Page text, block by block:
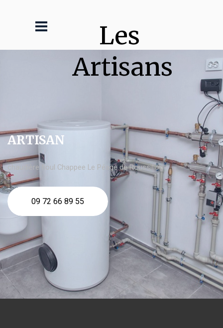
Les
Artisans
ARTISAN
chaudière fioul Chappee Le Péage de Roussillon
09 72 66 89 55